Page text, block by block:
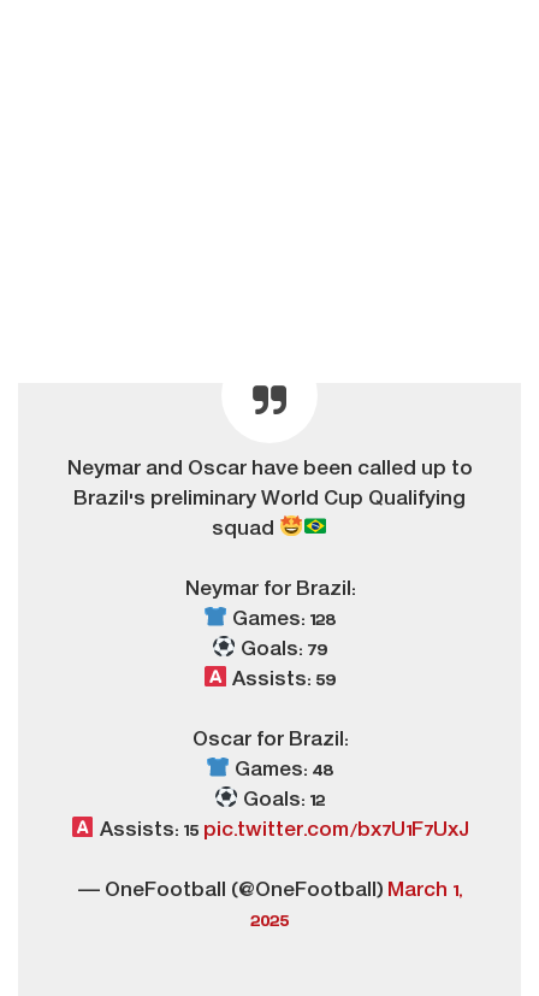
Neymar and Oscar have been called up to
Brazil's preliminary World Cup Qualifying
squad
Neymar for Brazil:
Games: 128
Goals: 79
Assists: 59
Oscar for Brazil:
Games: 48
Goals: 12
Assists: 15 pic.twitter.com/bx7U1F7UxJ
— OneFootball (@OneFootball) March 1,
2025